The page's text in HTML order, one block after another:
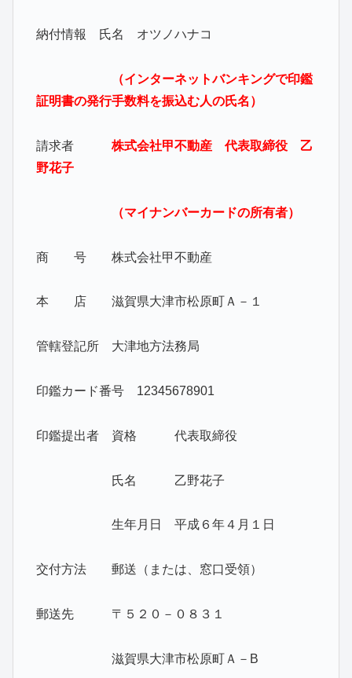
納付情報 氏名 オツノハナコ
（インターネットバンキングで印鑑
証明書の発行手数料を振込む人の氏名）
請求者 株式会社甲不動産 代表取締役 乙
野花子
（マイナンバーカードの所有者）
商 号 株式会社甲不動産
本 店 滋賀県大津市松原町Ａ－１
管轄登記所 大津地方法務局
印鑑カード番号 12345678901
印鑑提出者 資格 代表取締役
氏名 乙野花子
生年月日 平成６年４月１日
交付方法 郵送（または、窓口受領）
郵送先 〒５２０－０８３１
滋賀県大津市松原町Ａ－B